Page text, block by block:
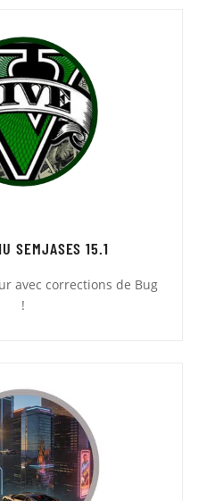
SEMJASES 15.1
avec corrections de Bug
!